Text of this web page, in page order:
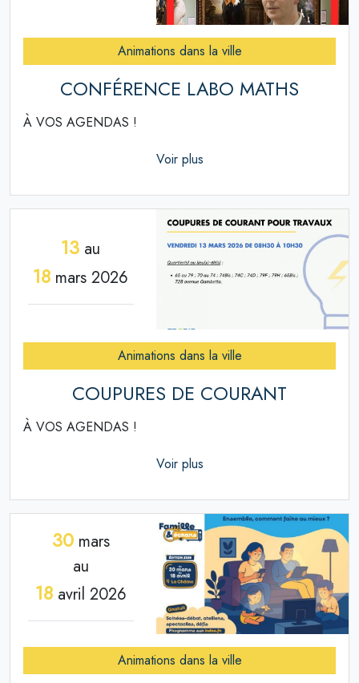
Animations dans la ville
CONFÉRENCE LABO MATHS
À VOS AGENDAS !
Voir plus
13 au
18 mars 2026
Animations dans la ville
COUPURES DE COURANT
À VOS AGENDAS !
Voir plus
30mars
au
18avril 2026
Animations dans la ville